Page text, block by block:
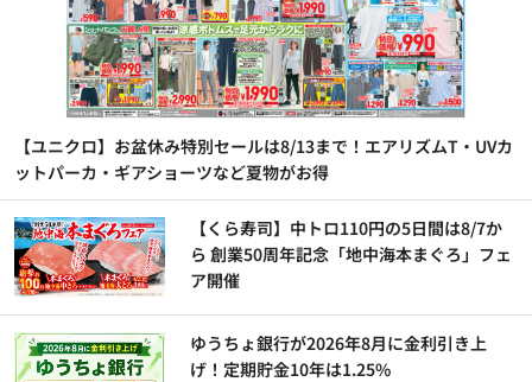
【ユニクロ】お盆休み特別セールは8/13まで！エアリズムT・UVカ
ットパーカ・ギアショーツなど夏物がお得
【くら寿司】中トロ110円の5日間は8/7か
ら 創業50周年記念「地中海本まぐろ」フェ
ア開催
ゆうちょ銀行が2026年8月に金利引き上
げ！定期貯金10年は1.25%